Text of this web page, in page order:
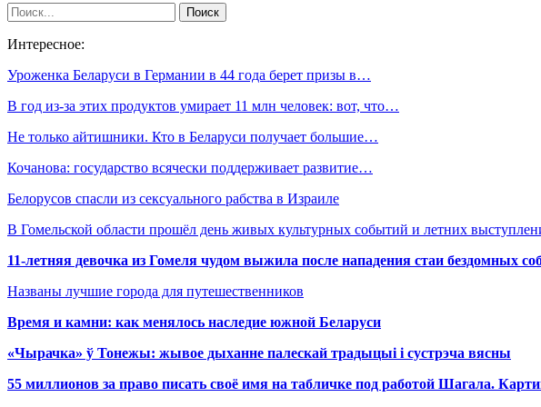
Интересное:
Уроженка Беларуси в Германии в 44 года берет призы в…
В год из-за этих продуктов умирает 11 млн человек: вот, что…
Не только айтишники. Кто в Беларуси получает большие…
Кочанова: государство всячески поддерживает развитие…
Белорусов спасли из сексуального рабства в Израиле
В Гомельской области прошёл день живых культурных событий и летних
11-летняя девочка из Гомеля чудом выжила после нападения стаи бездомных
Названы лучшие города для путешественников
Время и камни: как менялось наследие южной Беларуси
«Чырачка» ў Тонежы: жывое дыханне палескай традыцыі і сустрэча вясны
55 миллионов за право писать своё имя на табличке под работой Шагала.